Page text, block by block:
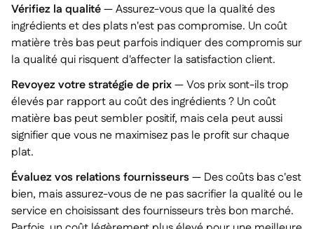
Vérifiez la qualité— Assurez-vous que la qualité des
ingrédients et des plats n'est pas compromise. Un coût
matière très bas peut parfois indiquer des compromis sur
la qualité qui risquent d'affecter la satisfaction client.
Revoyez votre stratégie de prix— Vos prix sont-ils trop
élevés par rapport au coût des ingrédients ? Un coût
matière bas peut sembler positif, mais cela peut aussi
signifier que vous ne maximisez pas le profit sur chaque
plat.
Évaluez vos relations fournisseurs— Des coûts bas c'est
bien, mais assurez-vous de ne pas sacrifier la qualité ou le
service en choisissant des fournisseurs très bon marché.